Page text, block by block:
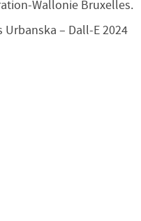
Wallonie Bruxelles.
– Dall-E 2024